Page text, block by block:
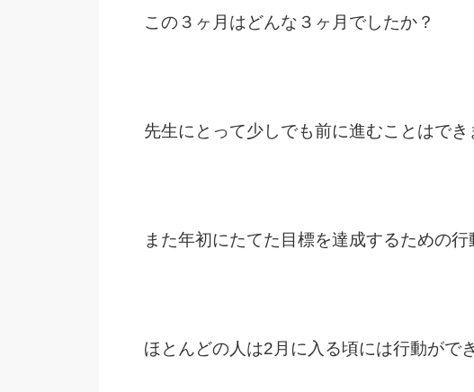
この３ヶ月はどんな３ヶ月でしたか？
先生にとって少しでも前に進むことはでき
また年初にたてた目標を達成するための行
ほとんどの人は2月に入る頃には行動がで